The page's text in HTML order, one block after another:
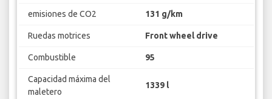
emisiones de CO2 131 g/km
Ruedas motrices Front wheel drive
Combustible 95
Capacidad máxima del
maletero
1339 l